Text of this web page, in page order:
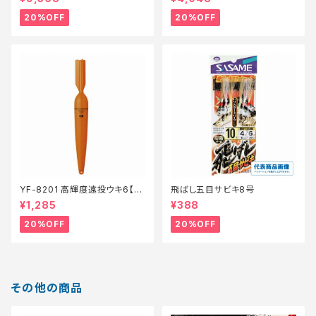
20%OFF 20%OFF
YF-8201 高輝度遠投ウキ6【特
価仕掛】【20】
¥1,285
20%OFF
飛ばし五目サビキ8号
¥388
20%OFF
その他の商品